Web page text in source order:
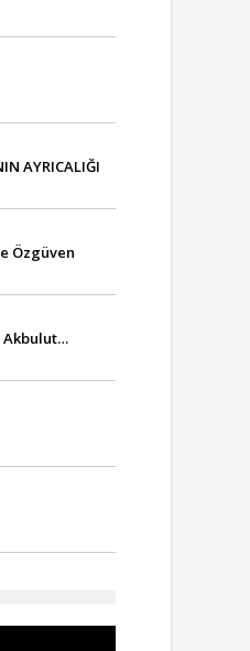
AYRICALIĞI
Özgüven
Akbulut…